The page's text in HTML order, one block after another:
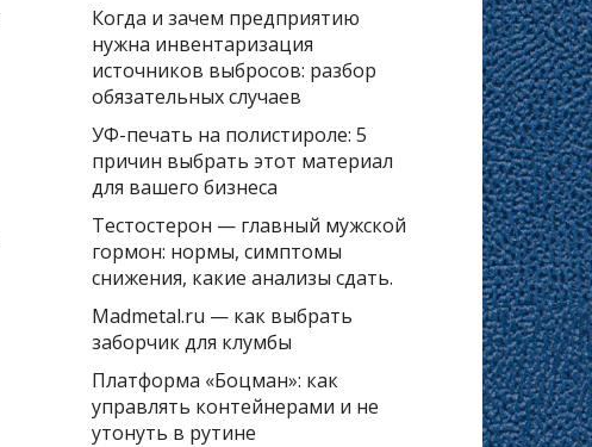
Когда и зачем предприятию
нужна инвентаризация
источников выбросов: разбор
обязательных случаев
УФ-печать на полистироле: 5
причин выбрать этот материал
для вашего бизнеса
Тестостерон — главный мужской
гормон: нормы, симптомы
снижения, какие анализы сдать.
Madmetal.ru — как выбрать
заборчик для клумбы
Платформа «Боцман»: как
управлять контейнерами и не
утонуть в рутине